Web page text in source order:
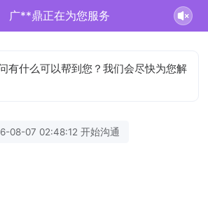
广**鼎正在为您服务
有什么可以帮到您？我们会尽快为您解
08-07 02:48:12 开始沟通